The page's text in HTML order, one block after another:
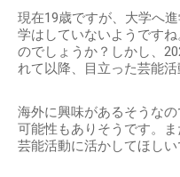
現在19歳ですが、大学へ
学はしていないようです
のでしょうか？しかし、
れて以降、目立った芸能活
海外に興味があるそうな
可能性もありそうです。
芸能活動に活かしてほしい